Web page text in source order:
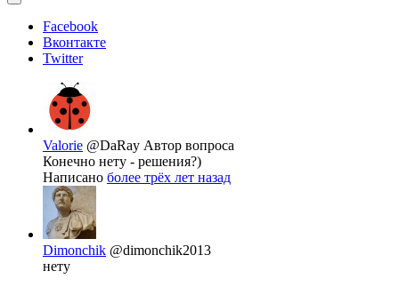
Facebook
Вконтакте
Twitter
Valorie @DaRay Автор вопроса
Конечно нету - решения?)
Написано более трёх лет назад
Dimonchik @dimonchik2013
нету